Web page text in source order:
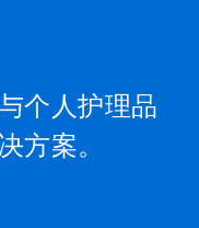
个人护理品
方案。